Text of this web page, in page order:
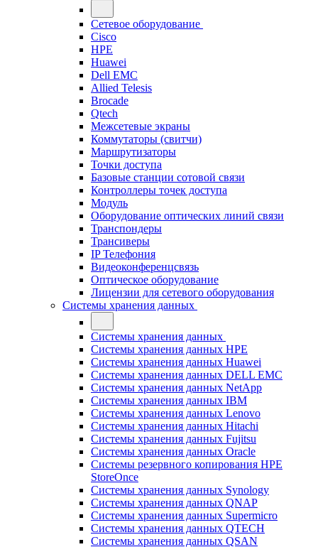
Сетевое оборудование
Cisco
HPE
Huawei
Dell EMC
Allied Telesis
Brocade
Qtech
Межсетевые экраны
Коммутаторы (свитчи)
Маршрутизаторы
Точки доступа
Базовые станции сотовой связи
Контроллеры точек доступа
Модуль
Оборудование оптических линий связи
Транспондеры
Трансиверы
IP Телефония
Видеоконференцсвязь
Оптическое оборудование
Лицензии для сетевого оборудования
Системы хранения данных
Системы хранения данных
Системы хранения данных HPE
Системы хранения данных Huawei
Системы хранения данных DELL EMC
Cистемы хранения данных NetApp
Системы хранения данных IBM
Системы хранения данных Lenovo
Системы хранения данных Hitachi
Системы хранения данных Fujitsu
Системы хранения данных Oracle
Системы резервного копирования HPE
StoreOnce
Системы хранения данных Synology
Системы хранения данных QNAP
Системы хранения данных Supermicro
Системы хранения данных QTECH
Системы хранения данных QSAN